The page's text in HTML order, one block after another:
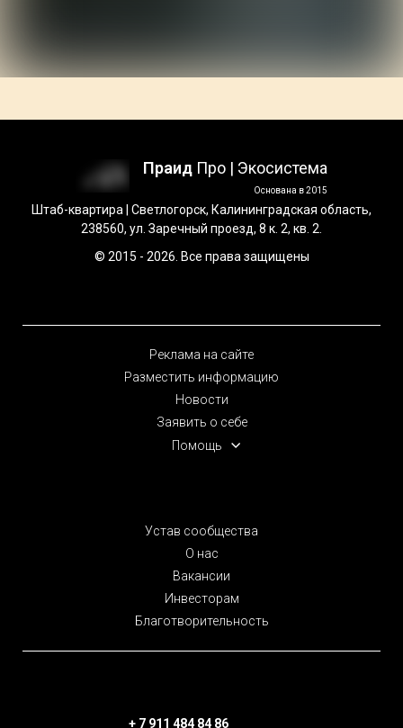
Праид Про | Экосистема
Основана в 2015
Штаб-квартира | Светлогорск, Калининградская область,
238560, ул. Заречный проезд, 8 к. 2, кв. 2.
© 2015 - 2026. Все права защищены
Реклама на сайте
Разместить информацию
Новости
Заявить о себе
Помощь
Устав сообщества
О нас
Вакансии
Инвесторам
Благотворительность
+ 7 911 484 84 86